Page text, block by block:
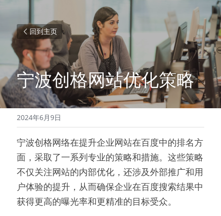
回到主页
宁波创格网站优化策略
2024年6月9日
宁波创格网络在提升企业网站在百度中的排名方
面，采取了一系列专业的策略和措施。这些策略
不仅关注网站的内部优化，还涉及外部推广和用
户体验的提升，从而确保企业在百度搜索结果中
获得更高的曝光率和更精准的目标受众。